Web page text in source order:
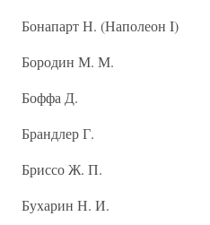
Бонапарт Н. (Наполеон I)
Бородин М. М.
Боффа Д.
Брандлер Г.
Бриссо Ж. П.
Бухарин Н. И.